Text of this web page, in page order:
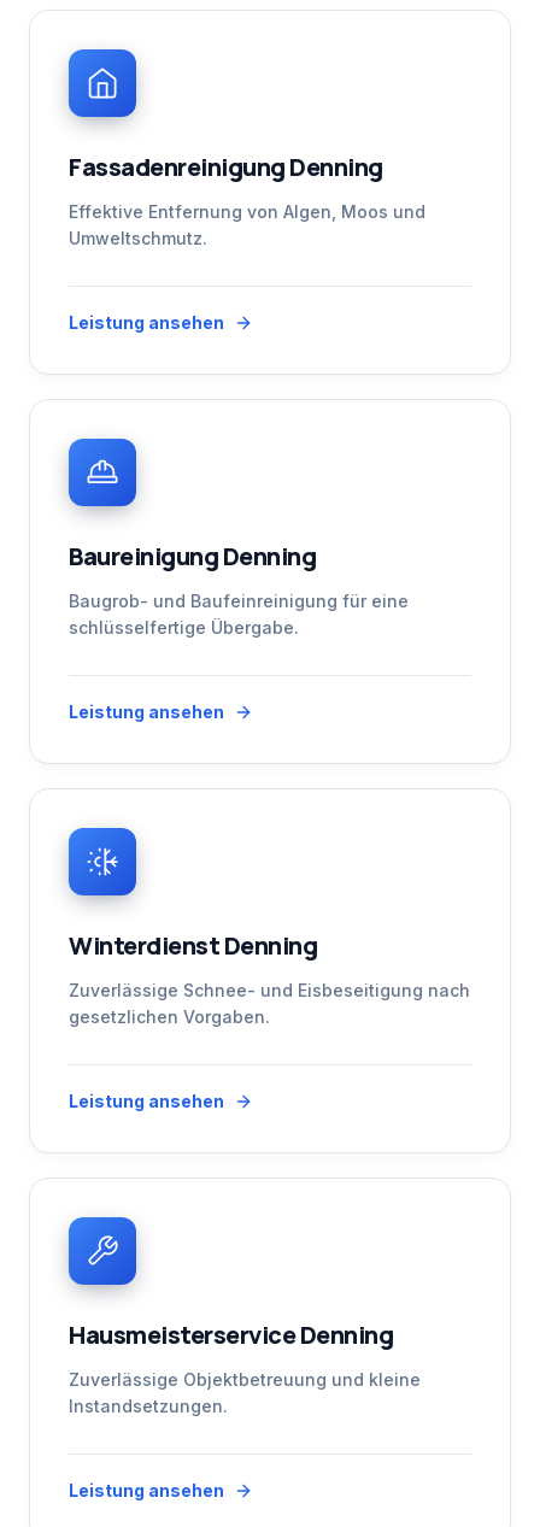
Fassadenreinigung Denning
Effektive Entfernung von Algen, Moos und
Umweltschmutz.
Leistung ansehen
Baureinigung Denning
Baugrob- und Baufeinreinigung für eine
schlüsselfertige Übergabe.
Leistung ansehen
Winterdienst Denning
Zuverlässige Schnee- und Eisbeseitigung nach
gesetzlichen Vorgaben.
Leistung ansehen
Hausmeisterservice Denning
Zuverlässige Objektbetreuung und kleine
Instandsetzungen.
Leistung ansehen